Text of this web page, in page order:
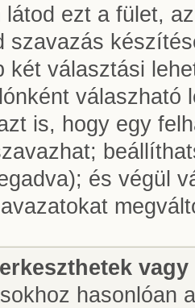
látod ezt a fület,
szavazás
két választási
válaszható
is, hogy egy
és végül
hasonlóan